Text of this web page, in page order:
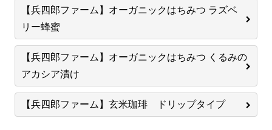
【兵四郎ファーム】オーガニックはちみつ ラズベ
リー蜂蜜
【兵四郎ファーム】オーガニックはちみつ くるみの
アカシア漬け
【兵四郎ファーム】玄米珈琲 ドリップタイプ